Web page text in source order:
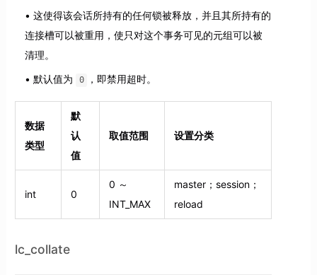
这使得该会话所持有的任何锁被释放，并且其所持有的
连接槽可以被重用，使只对这个事务可见的元组可以被
清理。
默认值为 0 ，即禁用超时。
数据
类型
默
认
值
取值范围 设置分类
int 0
0 ～
INT_MAX
master；session；
reload
lc_collate